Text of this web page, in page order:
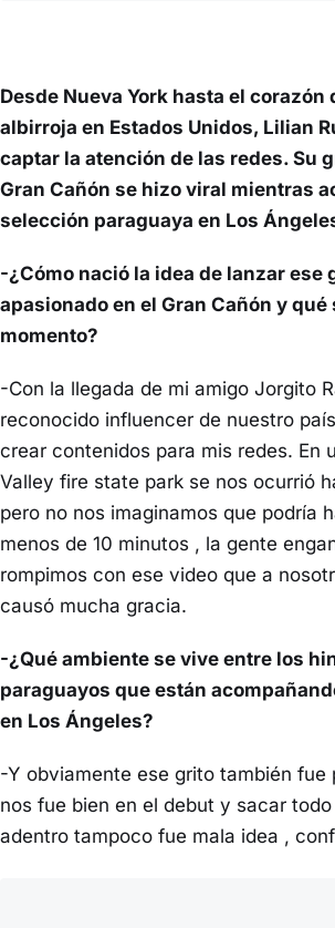
Desde Nueva York hasta el corazón
albirroja en Estados Unidos, Lilian
captar la atención de las redes. Su
Gran Cañón se hizo viral mientras
selección paraguaya en Los
-¿Cómo nació la idea de lanzar ese
apasionado en el Gran Cañón y qué
momento?
-Con la llegada de mi amigo Jorgito
reconocido influencer de nuestro
crear contenidos para mis redes. En
Valley fire state park se nos ocurrió
pero no nos imaginamos que podría
menos de 10 minutos , la gente
rompimos con ese video que a
causó mucha gracia.
-¿Qué ambiente se vive entre los
paraguayos que están
en Los Ángeles?
-Y obviamente ese grito también fue
nos fue bien en el debut y sacar
adentro tampoco fue mala idea ,